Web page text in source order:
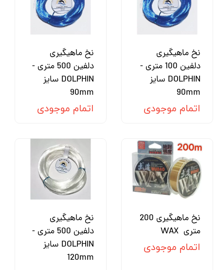
نخ ماهیگیری
دلفین 100 متری -
DOLPHIN سایز
90mm
اتمام موجودی
نخ ماهیگیری
دلفین 500 متری -
DOLPHIN سایز
90mm
اتمام موجودی
نخ ماهیگیری 200
متری WAX
اتمام موجودی
نخ ماهیگیری
دلفین 500 متری -
DOLPHIN سایز
120mm